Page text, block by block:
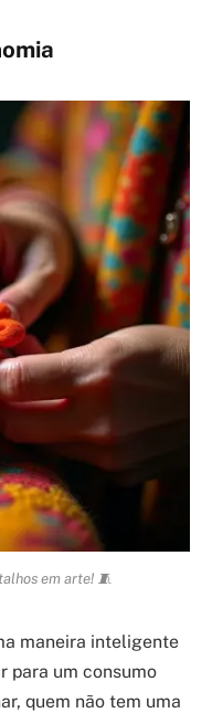
em arte! 🧵
maneira inteligente
para um consumo
quem não tem uma